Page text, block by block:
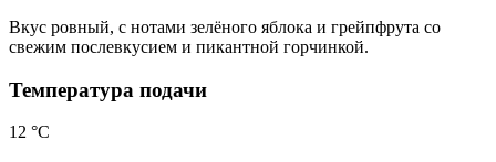
Вкус ровный, с нотами зелёного яблока и грейпфрута со
свежим послевкусием и пикантной горчинкой.
Температура подачи
12 °С